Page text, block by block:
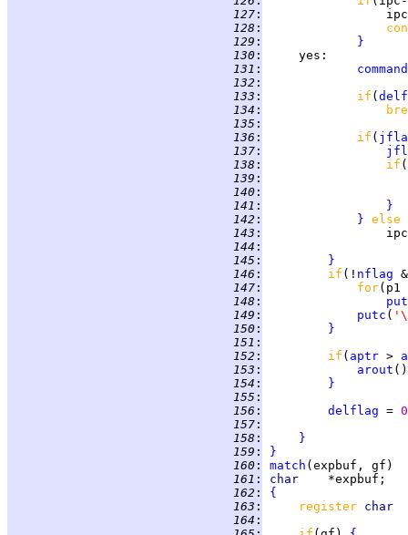
127 :
128 :
129 :
}
130 : yes
131 :
command
132 :
133 : if (
134 :
135 :
136 : if (
137 :
138 : if
139 :
140 :
141 :
}
142 : } else
143 :
144 :
145 :
}
146 : if (! nflag
147 : for
148 :
149 : putc (
150 :
}
151 :
152 : if ( aptr >
153 :
arout
154 :
}
155 :
156 : delflag = 0
157 :
158 :
}
159 :
}
160 : match
161 : char
162 :
{
163 : register
164 :